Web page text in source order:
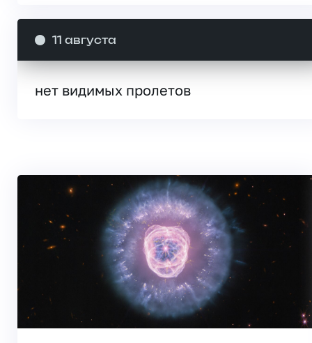
11 августа
нет видимых пролетов